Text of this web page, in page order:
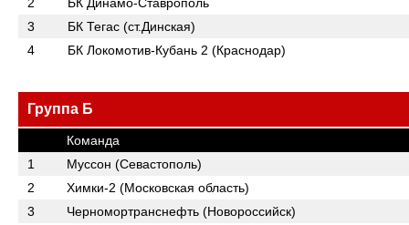
3
БК Тегас (ст.Динская)
4
БК Локомотив-Кубань 2 (Краснодар)
Группа Б
Команда
1
Муссон (Севастополь)
2
Химки-2 (Московская область)
3
Черномортранснефть (Новороссийск)